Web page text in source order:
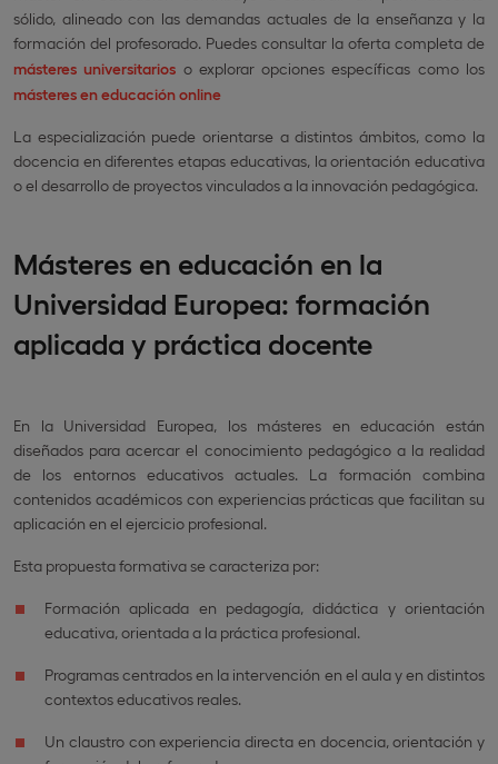
sólido, alineado con las demandas actuales de la enseñanza y la
formación del profesorado. Puedes consultar la oferta completa de
másteres universitarios o explorar opciones específicas como los
másteres en educación online
La especialización puede orientarse a distintos ámbitos, como la
docencia en diferentes etapas educativas, la orientación educativa
o el desarrollo de proyectos vinculados a la innovación pedagógica.
Másteres en educación en la
Universidad Europea: formación
aplicada y práctica docente
En la Universidad Europea, los másteres en educación están
diseñados para acercar el conocimiento pedagógico a la realidad
de los entornos educativos actuales. La formación combina
contenidos académicos con experiencias prácticas que facilitan su
aplicación en el ejercicio profesional.
Esta propuesta formativa se caracteriza por:
Formación aplicada en pedagogía, didáctica y orientación
educativa, orientada a la práctica profesional.
Programas centrados en la intervención en el aula y en distintos
contextos educativos reales.
Un claustro con experiencia directa en docencia, orientación y